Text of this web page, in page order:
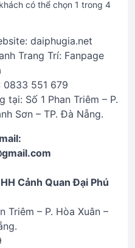
có thể chọn 1 trong 4
daiphugia.net
Trang Trí: Fanpage
0833 551 679
Số 1 Phan Triêm – P.
Sơn – TP. Đà Nẵng.
Cảnh Quan Đại Phú
Triêm – P. Hòa Xuân –